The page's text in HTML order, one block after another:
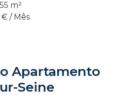
m²
€ / Mês
Apartamento
Seine